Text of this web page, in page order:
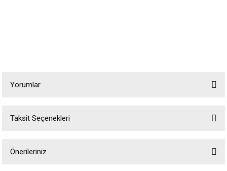
Yorumlar
Taksit Seçenekleri
Önerileriniz